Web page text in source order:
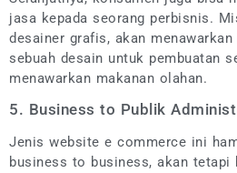
jasa kepada seorang perbisnis.
desainer grafis, akan
sebuah desain untuk pembuatan
menawarkan makanan olahan.
5. Business to Publik
Jenis website e commerce ini
business to business, akan tetapi